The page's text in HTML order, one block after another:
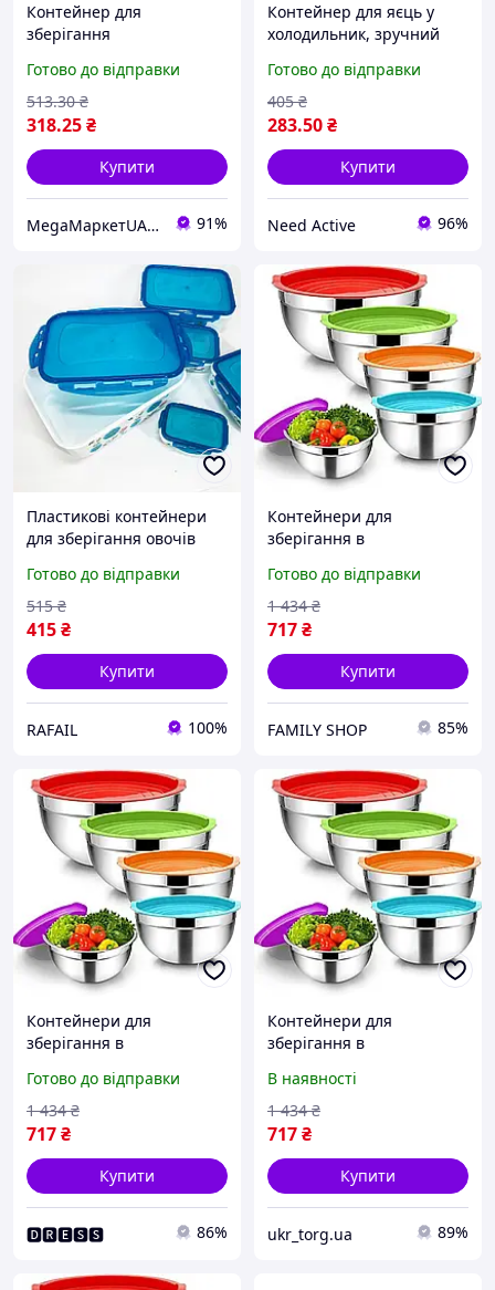
Контейнер для
зберігання
зручне рішення для
організації простору
Готово до відправки
318.25₴
513.30 ₴
Купити
MegaМаркетUA — твоє замовлення вже в дорозі 🚚📦✨ 91%
Контейнер для яєць у
холодильник, зручний
шт.
Готово до відправки
283.50₴
405 ₴
Купити
Need Active 96%
Пластикові контейнери
для зберігання овочів
харчових продуктів
Контейнери кухні ZA-82
Готово до відправки
415₴
515 ₴
Купити
RAFAIL 100%
Контейнери для
зберігання в
зберігання в морозильній
камері GN-28
Готово до відправки
717₴
1 434 ₴
Купити
FAMILY SHOP 85%
Контейнери для
зберігання в
зберігання в морозильній
камері GN-28
Готово до відправки
717₴
1 434 ₴
Купити
🅳🆁🅴🆂🆂 86%
Контейнери для
зберігання в
зберігання в морозильній
камері GN-28
В наявності
717₴
1 434 ₴
Купити
ukr_torg.ua 89%